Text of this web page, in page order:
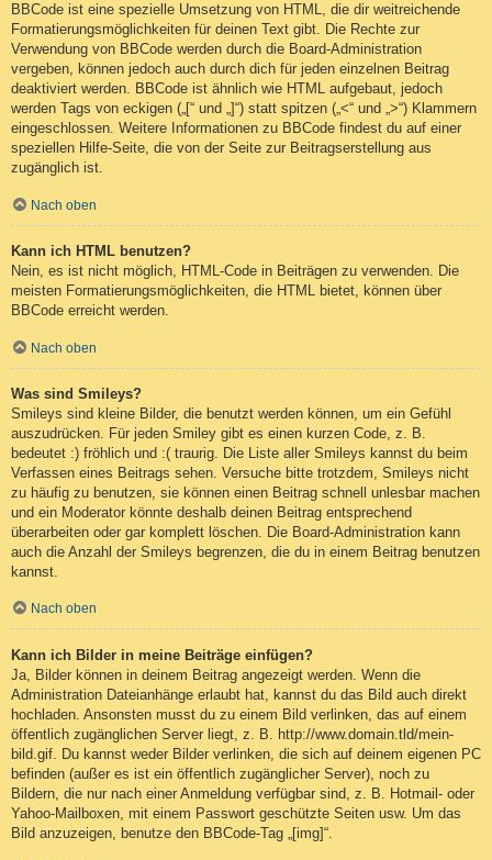
BBCode ist eine spezielle Umsetzung von HTML, die dir weitreichende
Formatierungsmöglichkeiten für deinen Text gibt. Die Rechte zur
Verwendung von BBCode werden durch die Board-Administration
vergeben, können jedoch auch durch dich für jeden einzelnen Beitrag
deaktiviert werden. BBCode ist ähnlich wie HTML aufgebaut, jedoch
werden Tags von eckigen („[“ und „]“) statt spitzen („<“ und „>“) Klammern
eingeschlossen. Weitere Informationen zu BBCode findest du auf einer
speziellen Hilfe-Seite, die von der Seite zur Beitragserstellung aus
zugänglich ist.
Nach oben
Kann ich HTML benutzen?
Nein, es ist nicht möglich, HTML-Code in Beiträgen zu verwenden. Die
meisten Formatierungsmöglichkeiten, die HTML bietet, können über
BBCode erreicht werden.
Nach oben
Was sind Smileys?
Smileys sind kleine Bilder, die benutzt werden können, um ein Gefühl
auszudrücken. Für jeden Smiley gibt es einen kurzen Code, z. B.
bedeutet :) fröhlich und :( traurig. Die Liste aller Smileys kannst du beim
Verfassen eines Beitrags sehen. Versuche bitte trotzdem, Smileys nicht
zu häufig zu benutzen, sie können einen Beitrag schnell unlesbar machen
und ein Moderator könnte deshalb deinen Beitrag entsprechend
überarbeiten oder gar komplett löschen. Die Board-Administration kann
auch die Anzahl der Smileys begrenzen, die du in einem Beitrag benutzen
kannst.
Nach oben
Kann ich Bilder in meine Beiträge einfügen?
Ja, Bilder können in deinem Beitrag angezeigt werden. Wenn die
Administration Dateianhänge erlaubt hat, kannst du das Bild auch direkt
hochladen. Ansonsten musst du zu einem Bild verlinken, das auf einem
öffentlich zugänglichen Server liegt, z. B. http://www.domain.tld/mein-
bild.gif. Du kannst weder Bilder verlinken, die sich auf deinem eigenen PC
befinden (außer es ist ein öffentlich zugänglicher Server), noch zu
Bildern, die nur nach einer Anmeldung verfügbar sind, z. B. Hotmail- oder
Yahoo-Mailboxen, mit einem Passwort geschützte Seiten usw. Um das
Bild anzuzeigen, benutze den BBCode-Tag „[img]“.